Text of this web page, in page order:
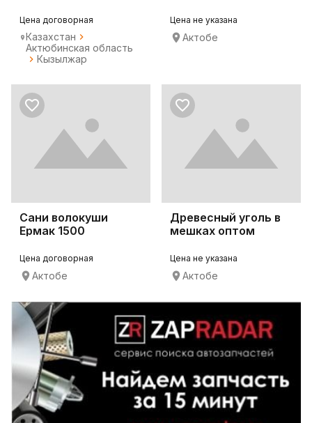
Цена договорная
Казахстан
Актюбинская область
Кызылжар
Цена не указана
Актобе
Сани волокуши
Ермак 1500
мотоблок
Цена договорная
Актобе
Древесный уголь в
мешках оптом
Цена не указана
Актобе